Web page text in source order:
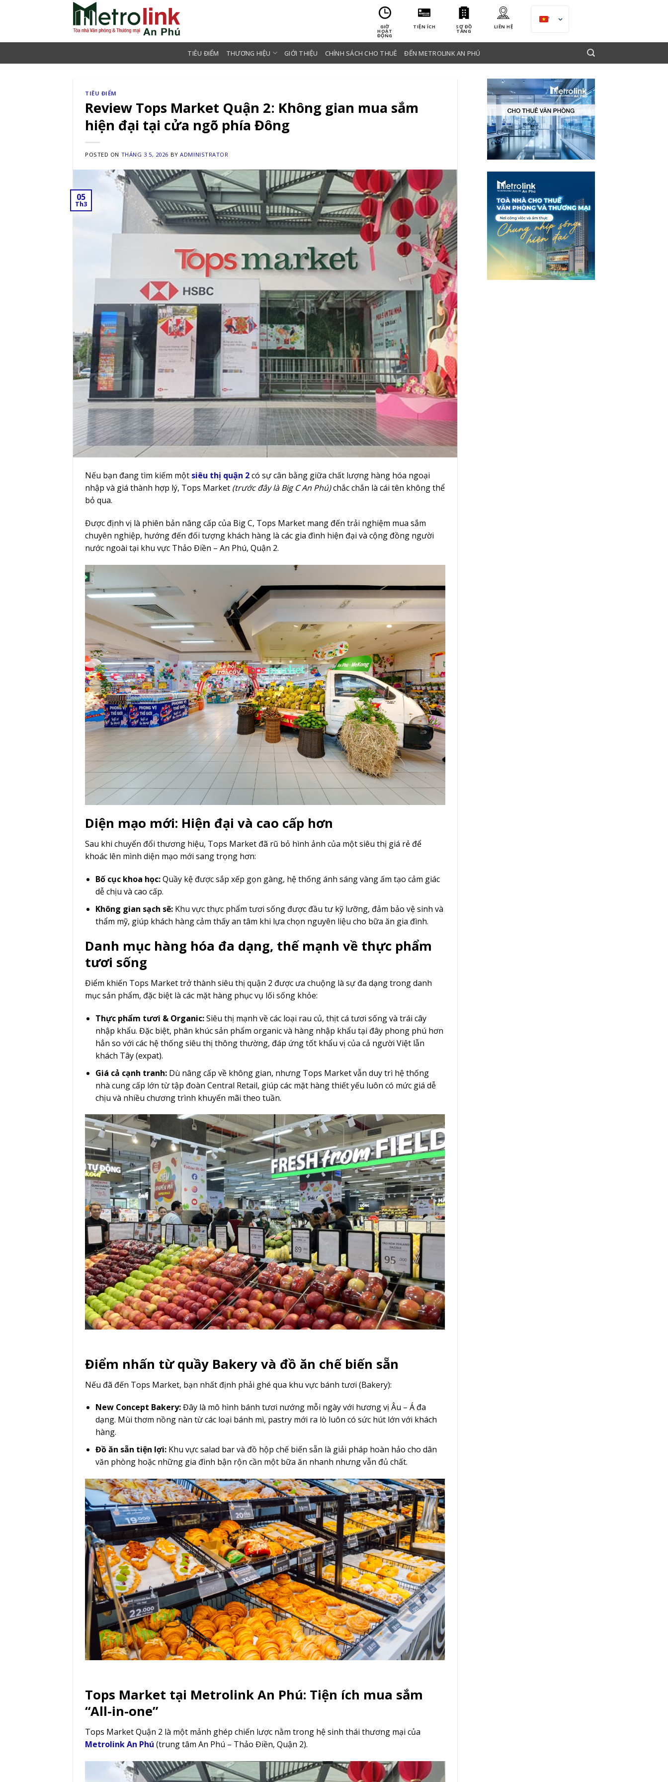
GIỜ
HOẠT
ĐỘNG
TIỆN ÍCH SƠ ĐỒ
TẦNG
LIÊN HỆ
VI
TIÊU ĐIỂM THƯƠNG HIỆU GIỚI THIỆU CHÍNH SÁCH CHO THUÊ ĐẾN METROLINK AN PHÚ
TIÊU ĐIỂM
Review Tops Market Quận 2: Không gian mua sắm
hiện đại tại cửa ngõ phía Đông
POSTED ON THÁNG 3 5, 2026 BYADMINISTRATOR
05
Th3
Nếu bạn đang tìm kiếm một siêu thị quận 2có sự cân bằng giữa chất lượng hàng hóa ngoại
nhập và giá thành hợp lý, Tops Market (trước đây là Big C An Phú)chắc chắn là cái tên không thể
bỏ qua.
Được định vị là phiên bản nâng cấp của Big C, Tops Market mang đến trải nghiệm mua sắm
chuyên nghiệp, hướng đến đối tượng khách hàng là các gia đình hiện đại và cộng đồng người
nước ngoài tại khu vực Thảo Điền – An Phú, Quận 2.
Diện mạo mới: Hiện đại và cao cấp hơn
Sau khi chuyển đổi thương hiệu, Tops Market đã rũ bỏ hình ảnh của một siêu thị giá rẻ để
khoác lên mình diện mạo mới sang trọng hơn:
Bố cục khoa học:Quầy kệ được sắp xếp gọn gàng, hệ thống ánh sáng vàng ấm tạo cảm giác
dễ chịu và cao cấp.
Không gian sạch sẽ:Khu vực thực phẩm tươi sống được đầu tư kỹ lưỡng, đảm bảo vệ sinh và
thẩm mỹ, giúp khách hàng cảm thấy an tâm khi lựa chọn nguyên liệu cho bữa ăn gia đình.
Danh mục hàng hóa đa dạng, thế mạnh về thực phẩm
tươi sống
Điểm khiến Tops Market trở thành siêu thị quận 2 được ưa chuộng là sự đa dạng trong danh
mục sản phẩm, đặc biệt là các mặt hàng phục vụ lối sống khỏe:
Thực phẩm tươi & Organic:Siêu thị mạnh về các loại rau củ, thịt cá tươi sống và trái cây
nhập khẩu. Đặc biệt, phân khúc sản phẩm organic và hàng nhập khẩu tại đây phong phú hơn
hẳn so với các hệ thống siêu thị thông thường, đáp ứng tốt khẩu vị của cả người Việt lẫn
khách Tây (expat).
Giá cả cạnh tranh:Dù nâng cấp về không gian, nhưng Tops Market vẫn duy trì hệ thống
nhà cung cấp lớn từ tập đoàn Central Retail, giúp các mặt hàng thiết yếu luôn có mức giá dễ
chịu và nhiều chương trình khuyến mãi theo tuần.
Điểm nhấn từ quầy Bakery và đồ ăn chế biến sẵn
Nếu đã đến Tops Market, bạn nhất định phải ghé qua khu vực bánh tươi (Bakery):
New Concept Bakery:Đây là mô hình bánh tươi nướng mỗi ngày với hương vị Âu – Á đa
dạng. Mùi thơm nồng nàn từ các loại bánh mì, pastry mới ra lò luôn có sức hút lớn với khách
hàng.
Đồ ăn sẵn tiện lợi:Khu vực salad bar và đồ hộp chế biến sẵn là giải pháp hoàn hảo cho dân
văn phòng hoặc những gia đình bận rộn cần một bữa ăn nhanh nhưng vẫn đủ chất.
Tops Market tại Metrolink An Phú: Tiện ích mua sắm
“All-in-one”
Tops Market Quận 2 là một mảnh ghép chiến lược nằm trong hệ sinh thái thương mại của
Metrolink An Phú (trung tâm An Phú – Thảo Điền, Quận 2).